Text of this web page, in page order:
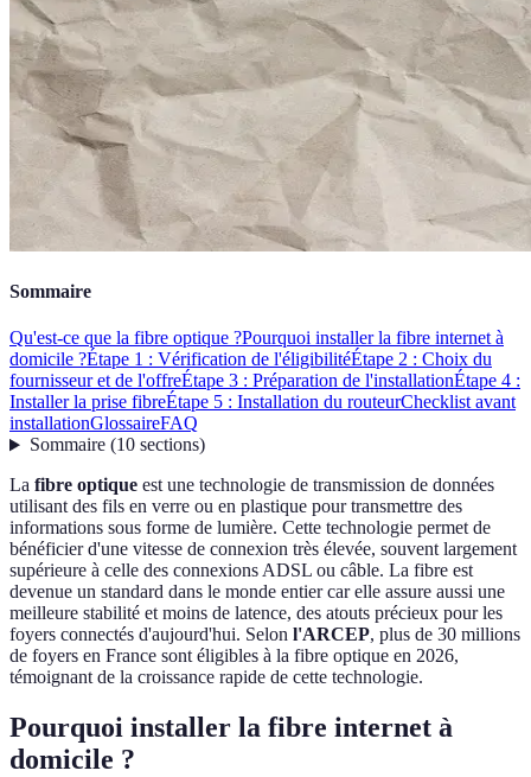
Sommaire
Qu'est-ce que la fibre optique ?Pourquoi installer la fibre internet à
domicile ?Étape 1 : Vérification de l'éligibilitéÉtape 2 : Choix du
fournisseur et de l'offreÉtape 3 : Préparation de l'installationÉtape 4 :
Installer la prise fibreÉtape 5 : Installation du routeurChecklist avant
installationGlossaireFAQ
Sommaire(10 sections)
La fibre optique est une technologie de transmission de données
utilisant des fils en verre ou en plastique pour transmettre des
informations sous forme de lumière. Cette technologie permet de
bénéficier d'une vitesse de connexion très élevée, souvent largement
supérieure à celle des connexions ADSL ou câble. La fibre est
devenue un standard dans le monde entier car elle assure aussi une
meilleure stabilité et moins de latence, des atouts précieux pour les
foyers connectés d'aujourd'hui. Selon l'ARCEP, plus de 30 millions
de foyers en France sont éligibles à la fibre optique en 2026,
témoignant de la croissance rapide de cette technologie.
Pourquoi installer la fibre internet à
domicile ?